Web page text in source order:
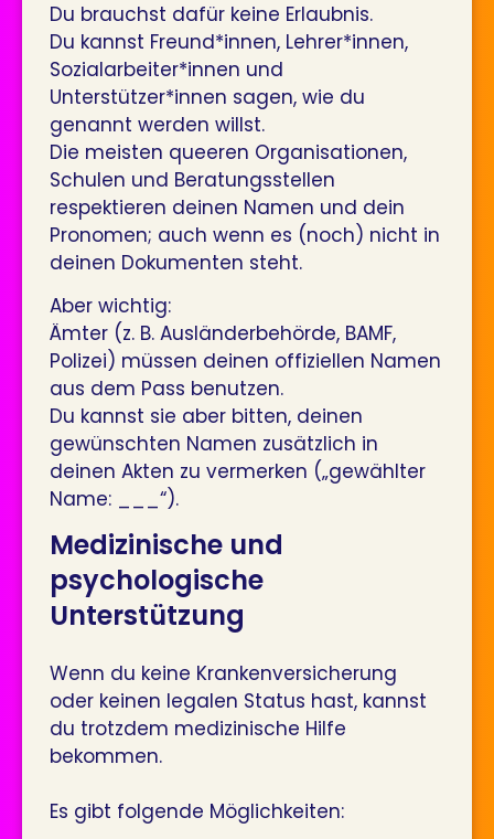
Du brauchst dafür keine Erlaubnis.
Du kannst Freund*innen, Lehrer*innen,
Sozialarbeiter*innen und
Unterstützer*innen sagen, wie du
genannt werden willst.
Die meisten queeren Organisationen,
Schulen und Beratungsstellen
respektieren deinen Namen und dein
Pronomen; auch wenn es (noch) nicht in
deinen Dokumenten steht.
Aber wichtig:
Ämter (z. B. Ausländerbehörde, BAMF,
Polizei) müssen deinen offiziellen Namen
aus dem Pass benutzen.
Du kannst sie aber bitten, deinen
gewünschten Namen zusätzlich in
deinen Akten zu vermerken („gewählter
Name: ___“).
Medizinische und
psychologische
Unterstützung
Wenn du keine Krankenversicherung
oder keinen legalen Status hast, kannst
du trotzdem medizinische Hilfe
bekommen.
Es gibt folgende Möglichkeiten: